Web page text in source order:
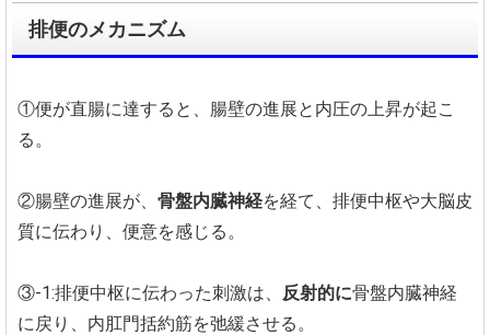
排便のメカニズム
①便が直腸に達すると、腸壁の進展と内圧の上昇が起こ
る。
②腸壁の進展が、 骨盤内臓神経を経て、排便中枢や大脳皮
質に伝わり、便意を感じる。
③-1:排便中枢に伝わった刺激は、 反射的に骨盤内臓神経
に戻り、内肛門括約筋を弛緩させる。